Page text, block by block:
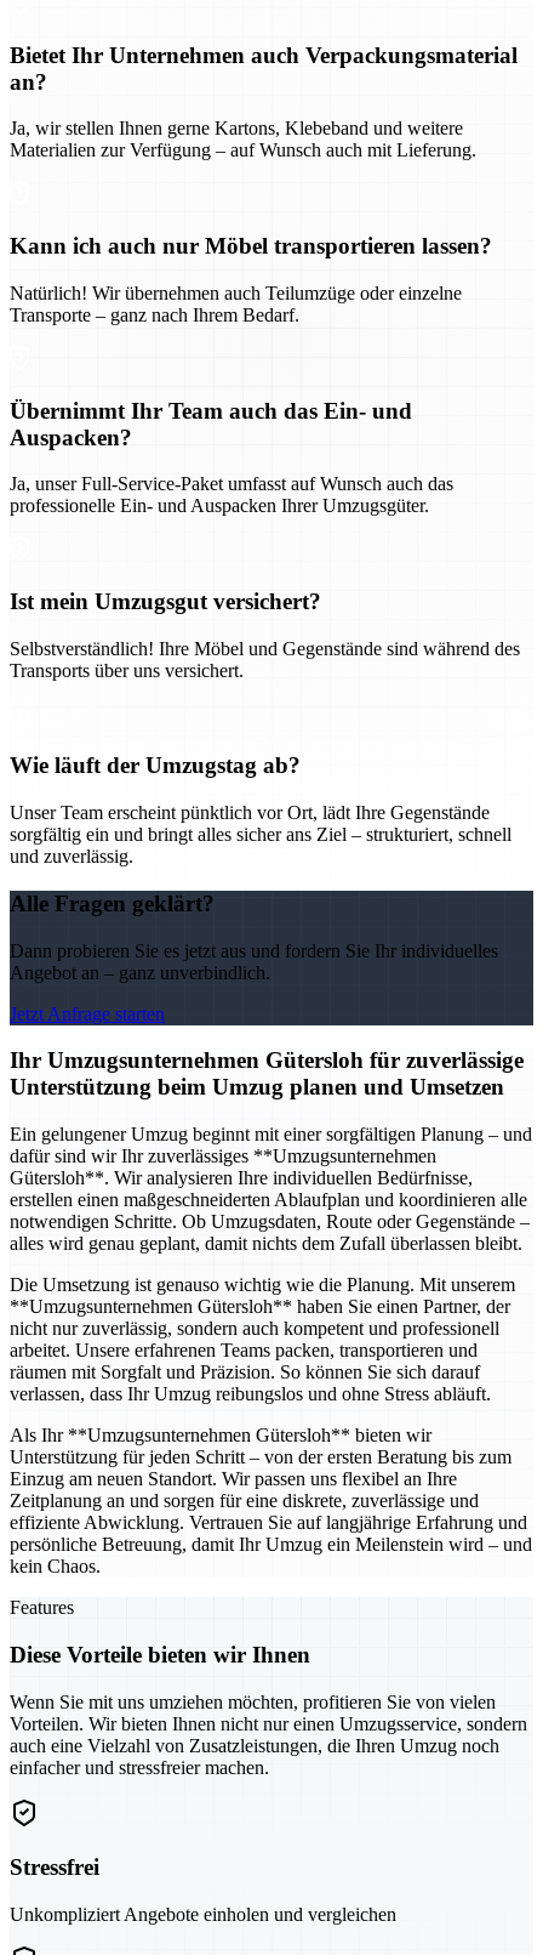
Bietet Ihr Unternehmen auch Verpackungsmaterial
an?
Ja, wir stellen Ihnen gerne Kartons, Klebeband und weitere
Materialien zur Verfügung – auf Wunsch auch mit Lieferung.
Kann ich auch nur Möbel transportieren lassen?
Natürlich! Wir übernehmen auch Teilumzüge oder einzelne
Transporte – ganz nach Ihrem Bedarf.
Übernimmt Ihr Team auch das Ein- und
Auspacken?
Ja, unser Full-Service-Paket umfasst auf Wunsch auch das
professionelle Ein- und Auspacken Ihrer Umzugsgüter.
Ist mein Umzugsgut versichert?
Selbstverständlich! Ihre Möbel und Gegenstände sind während des
Transports über uns versichert.
Wie läuft der Umzugstag ab?
Unser Team erscheint pünktlich vor Ort, lädt Ihre Gegenstände
sorgfältig ein und bringt alles sicher ans Ziel – strukturiert, schnell
und zuverlässig.
Alle Fragen geklärt?
Dann probieren Sie es jetzt aus und fordern Sie Ihr individuelles
Angebot an – ganz unverbindlich.
Jetzt Anfrage starten
Ihr Umzugsunternehmen Gütersloh für zuverlässige
Unterstützung beim Umzug planen und Umsetzen
Ein gelungener Umzug beginnt mit einer sorgfältigen Planung – und
dafür sind wir Ihr zuverlässiges **Umzugsunternehmen
Gütersloh**. Wir analysieren Ihre individuellen Bedürfnisse,
erstellen einen maßgeschneiderten Ablaufplan und koordinieren alle
notwendigen Schritte. Ob Umzugsdaten, Route oder Gegenstände –
alles wird genau geplant, damit nichts dem Zufall überlassen bleibt.
Die Umsetzung ist genauso wichtig wie die Planung. Mit unserem
**Umzugsunternehmen Gütersloh** haben Sie einen Partner, der
nicht nur zuverlässig, sondern auch kompetent und professionell
arbeitet. Unsere erfahrenen Teams packen, transportieren und
räumen mit Sorgfalt und Präzision. So können Sie sich darauf
verlassen, dass Ihr Umzug reibungslos und ohne Stress abläuft.
Als Ihr **Umzugsunternehmen Gütersloh** bieten wir
Unterstützung für jeden Schritt – von der ersten Beratung bis zum
Einzug am neuen Standort. Wir passen uns flexibel an Ihre
Zeitplanung an und sorgen für eine diskrete, zuverlässige und
effiziente Abwicklung. Vertrauen Sie auf langjährige Erfahrung und
persönliche Betreuung, damit Ihr Umzug ein Meilenstein wird – und
kein Chaos.
Features
Diese Vorteile bieten wir Ihnen
Wenn Sie mit uns umziehen möchten, profitieren Sie von vielen
Vorteilen. Wir bieten Ihnen nicht nur einen Umzugsservice, sondern
auch eine Vielzahl von Zusatzleistungen, die Ihren Umzug noch
einfacher und stressfreier machen.
Stressfrei
Unkompliziert Angebote einholen und vergleichen